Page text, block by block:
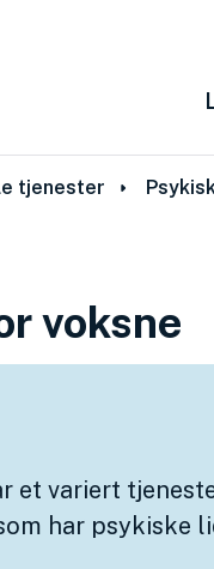
tjenester
voksne
et variert
har psykiske